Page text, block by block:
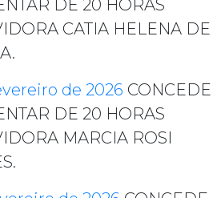
DE 20 HORAS
CATIA HELENA DE
de 2026 CONCEDE
DE 20 HORAS
MARCIA ROSI